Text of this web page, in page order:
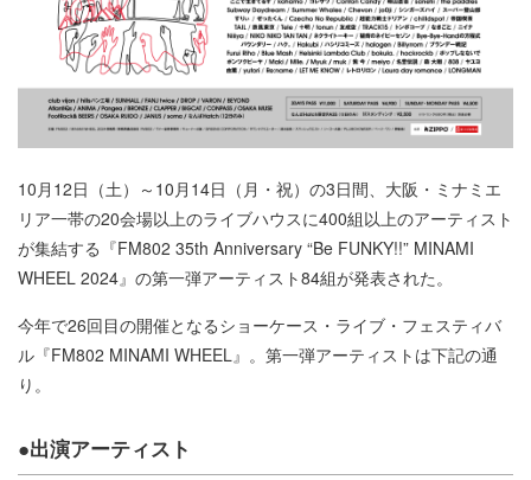
10月12日（土）～10月14日（月・祝）の3日間、大阪・ミナミエ
リア一帯の20会場以上のライブハウスに400組以上のアーティスト
が集結する『FM802 35th Anniversary “Be FUNKY!!” MINAMI
WHEEL 2024』の第一弾アーティスト84組が発表された。
今年で26回目の開催となるショーケース・ライブ・フェスティバ
ル『FM802 MINAMI WHEEL』。第一弾アーティストは下記の通
り。
●出演アーティスト